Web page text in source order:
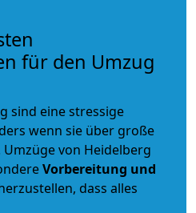
für den Umzug
sind eine stressige
wenn sie über große
von Heidelberg
Vorbereitung und
dass alles